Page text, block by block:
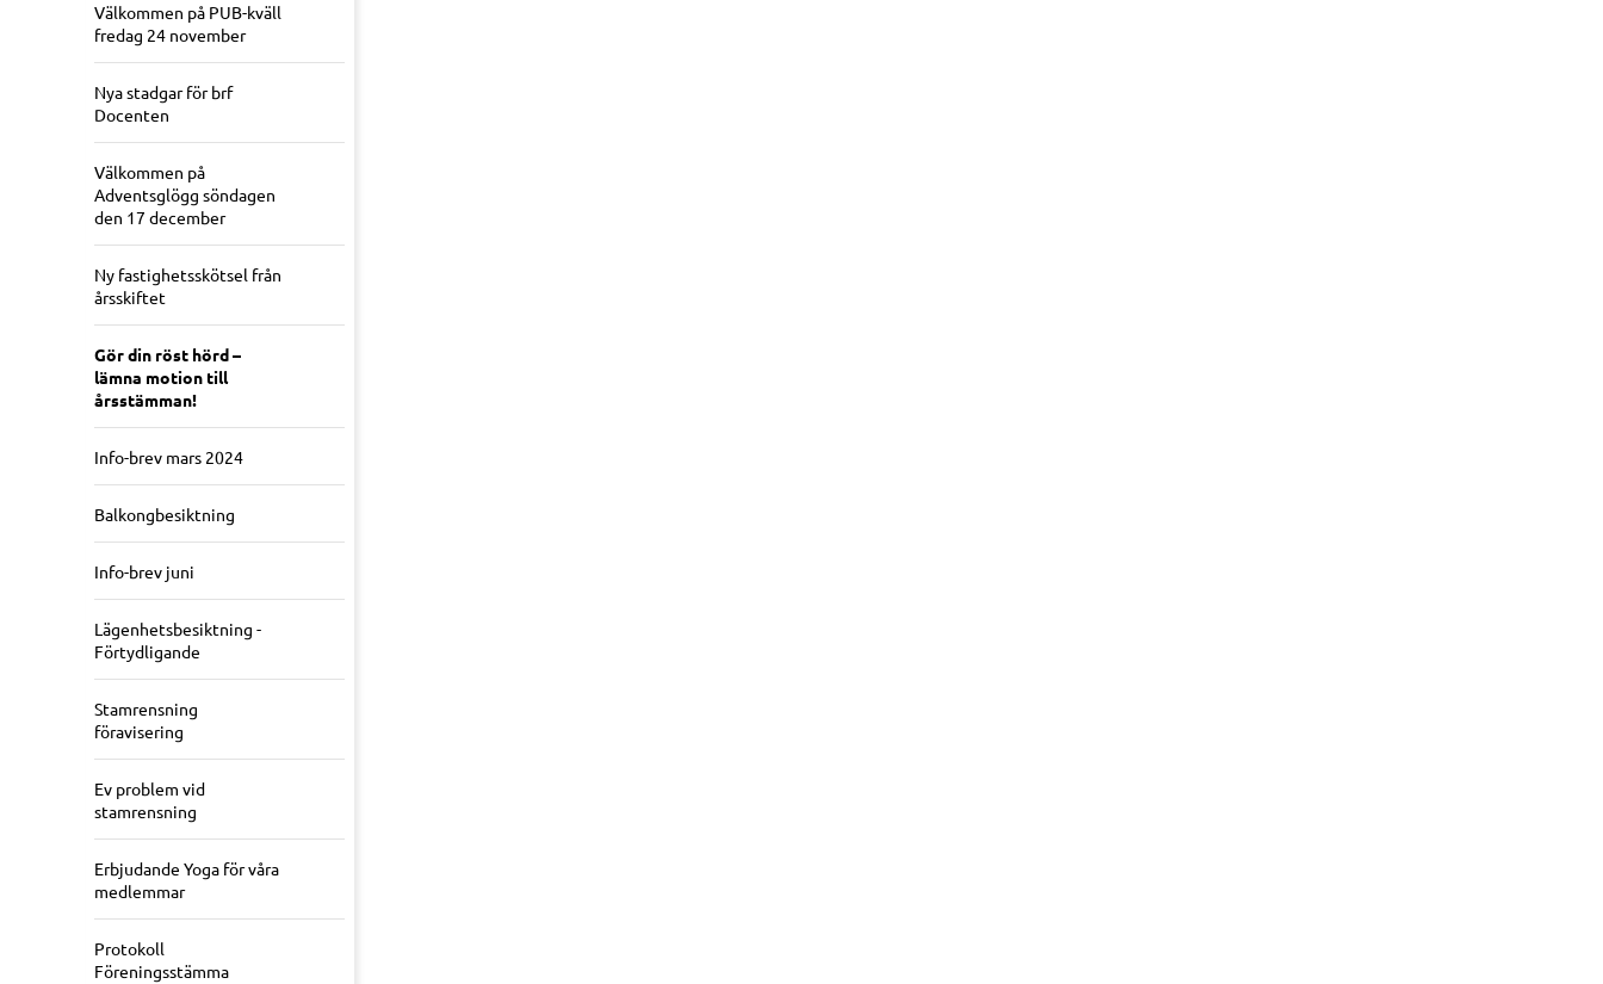
Välkommen på PUB-kväll
fredag 24 november
Nya stadgar för brf
Docenten
Välkommen på
Adventsglögg söndagen
den 17 december
Ny fastighetsskötsel från
årsskiftet
Gör din röst hörd –
lämna motion till
årsstämman!
Info-brev mars 2024
Balkongbesiktning
Info-brev juni
Lägenhetsbesiktning -
Förtydligande
Stamrensning
föravisering
Ev problem vid
stamrensning
Erbjudande Yoga för våra
medlemmar
Protokoll
Föreningsstämma